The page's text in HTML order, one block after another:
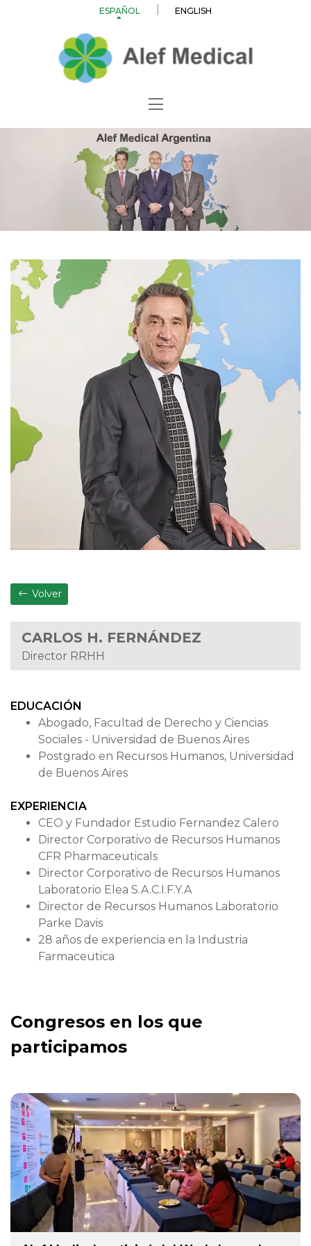
ESPAÑOL ENGLISH
Volver
CARLOS H. FERNÁNDEZ
Director RRHH
EDUCACIÓN
Abogado, Facultad de Derecho y Ciencias
Sociales - Universidad de Buenos Aires
Postgrado en Recursos Humanos, Universidad
de Buenos Aires
EXPERIENCIA
CEO y Fundador Estudio Fernandez Calero
Director Corporativo de Recursos Humanos
CFR Pharmaceuticals
Director Corporativo de Recursos Humanos
Laboratorio Elea S.A.C.I.F.Y.A
Director de Recursos Humanos Laboratorio
Parke Davis
28 años de experiencia en la Industria
Farmaceutica
Congresos en los que
participamos